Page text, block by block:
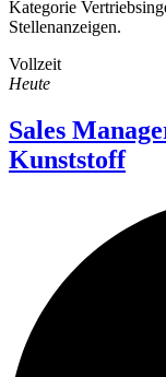
Kategorie
Stellenanzeigen.
Vollzeit
Heute
Sales
Kunststoff